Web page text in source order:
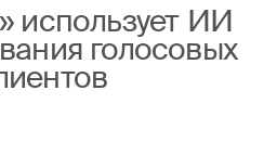
использует ИИ
голосовых